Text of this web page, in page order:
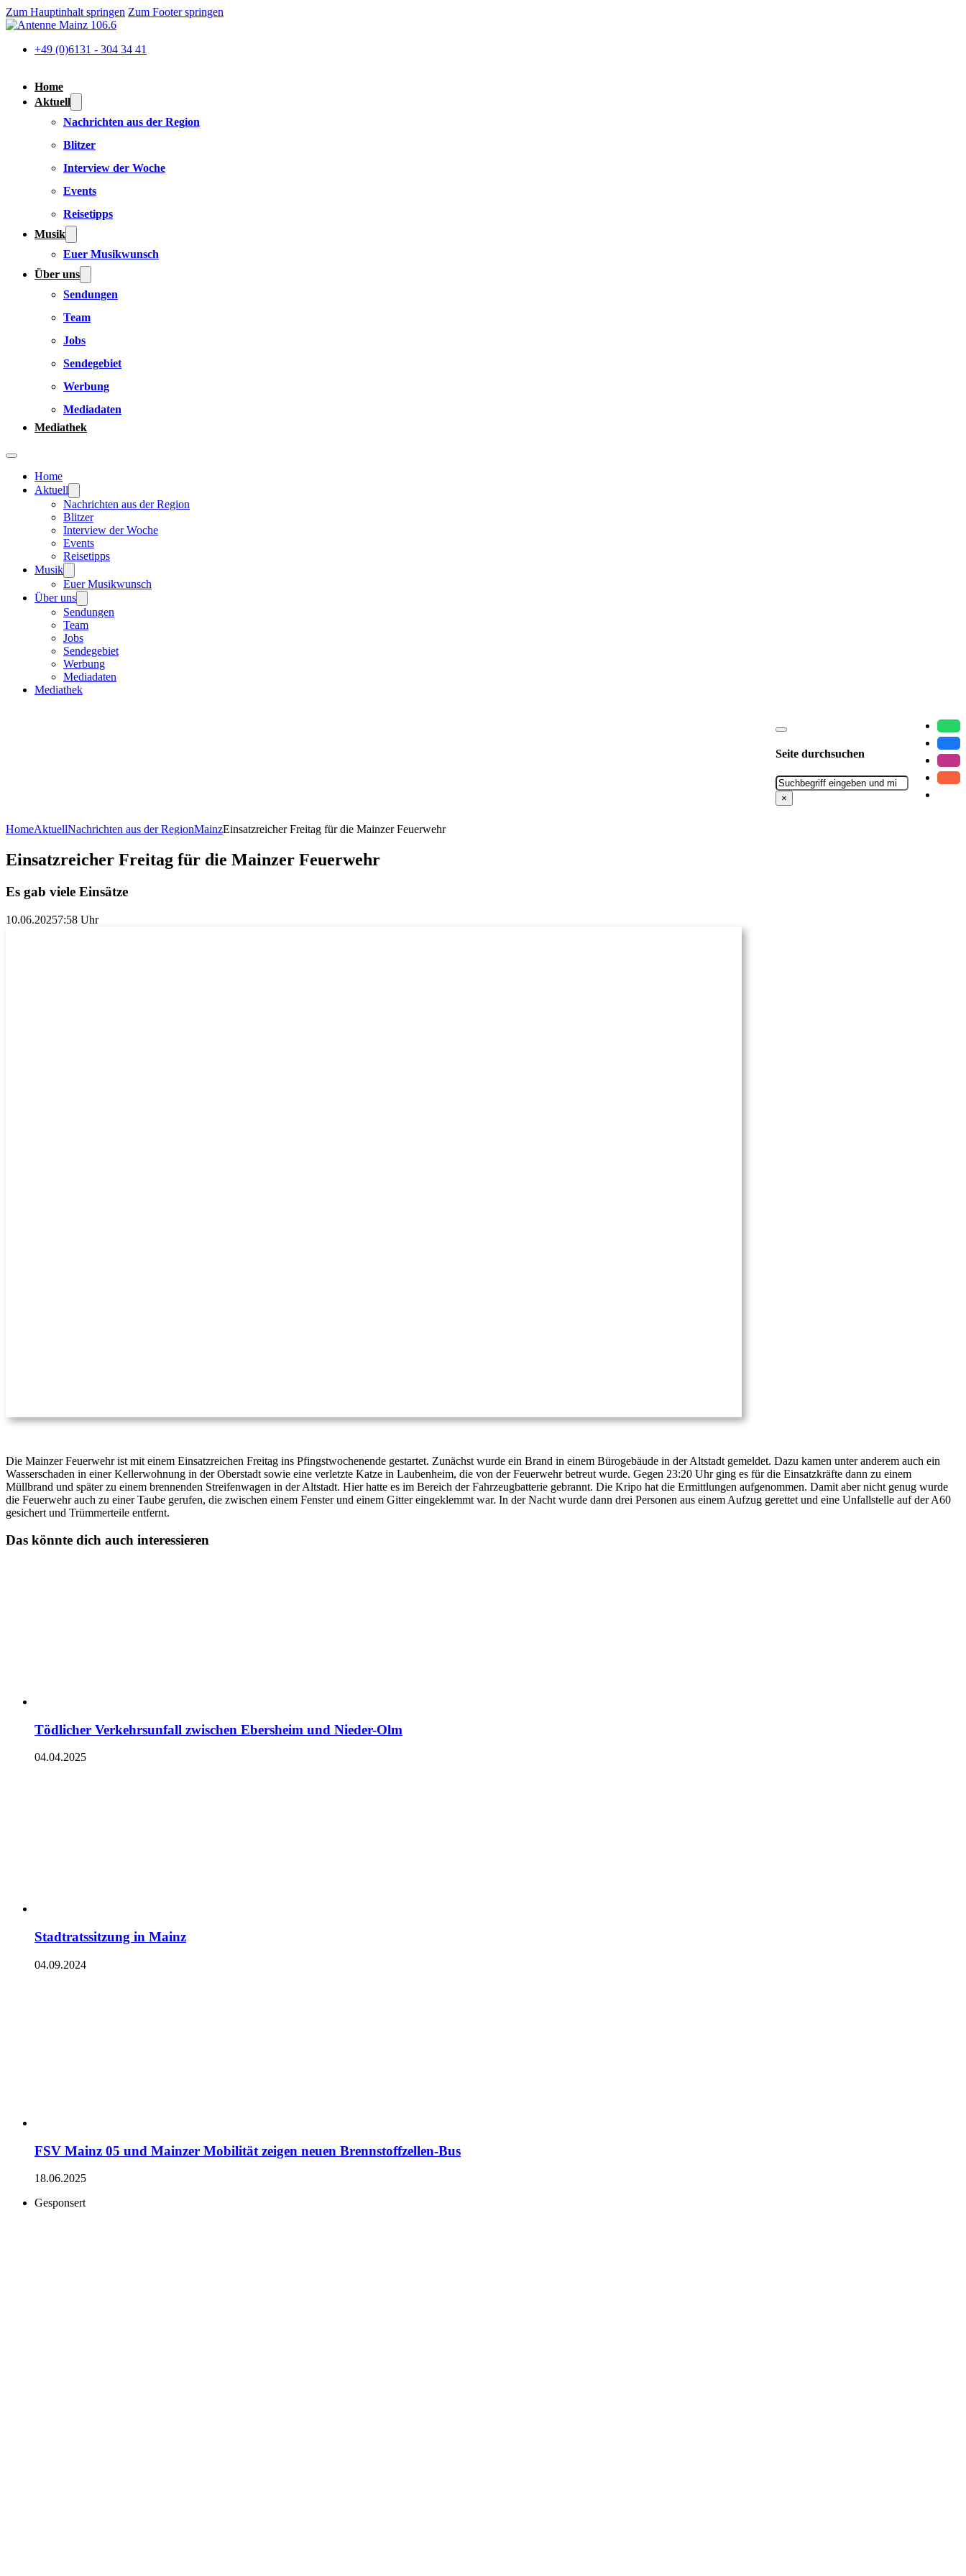
Zum Hauptinhalt springen Zum Footer springen
+49 (0)6131 - 304 34 41
Home
Aktuell
Nachrichten aus der Region
Blitzer
Interview der Woche
Events
Reisetipps
Musik
Euer Musikwunsch
Über uns
Sendungen
Team
Jobs
Sendegebiet
Werbung
Mediadaten
Mediathek
Home
Aktuell
Nachrichten aus der Region
Blitzer
Interview der Woche
Events
Reisetipps
Musik
Euer Musikwunsch
Über uns
Sendungen
Team
Jobs
Sendegebiet
Werbung
Mediadaten
Mediathek
Seite durchsuchen
Suchen
×
HomeAktuellNachrichten aus der RegionMainzEinsatzreicher Freitag für die Mainzer Feuerwehr
Einsatzreicher Freitag für die Mainzer Feuerwehr
Es gab viele Einsätze
10.06.20257:58 Uhr
Die Mainzer Feuerwehr ist mit einem Einsatzreichen Freitag ins Pfingstwochenende gestartet. Zunächst wurde ein Brand in einem Bürogebäude in der Altstadt gemeldet. Dazu kamen unter anderem auch ein
Wasserschaden in einer Kellerwohnung in der Oberstadt sowie eine verletzte Katze in Laubenheim, die von der Feuerwehr betreut wurde. Gegen 23:20 Uhr ging es für die Einsatzkräfte dann zu einem
Müllbrand und später zu einem brennenden Streifenwagen in der Altstadt. Hier hatte es im Bereich der Fahrzeugbatterie gebrannt. Die Kripo hat die Ermittlungen aufgenommen. Damit aber nicht genug wurde
die Feuerwehr auch zu einer Taube gerufen, die zwischen einem Fenster und einem Gitter eingeklemmt war. In der Nacht wurde dann drei Personen aus einem Aufzug gerettet und eine Unfallstelle auf der A60
gesichert und Trümmerteile entfernt.
Das könnte dich auch interessieren
Tödlicher Verkehrsunfall zwischen Ebersheim und Nieder-Olm
04.04.2025
Stadtratssitzung in Mainz
04.09.2024
FSV Mainz 05 und Mainzer Mobilität zeigen neuen Brennstoffzellen-Bus
18.06.2025
Gesponsert